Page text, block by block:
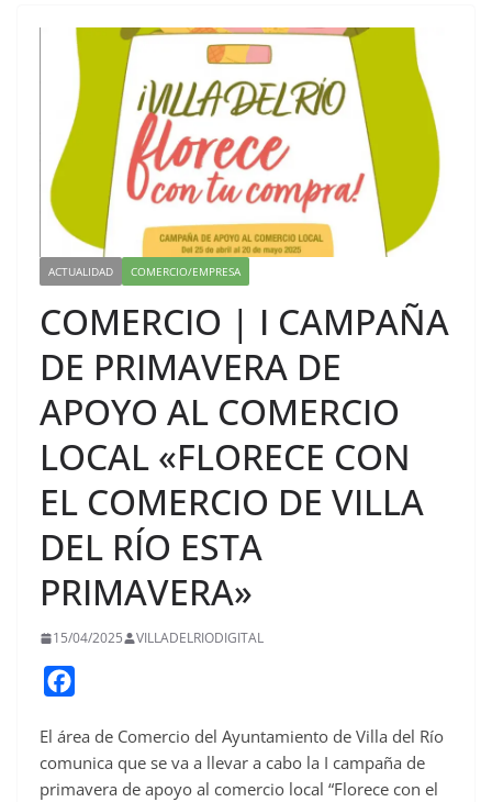
ACTUALIDAD COMERCIO/EMPRESA
COMERCIO | I CAMPAÑA
DE PRIMAVERA DE
APOYO AL COMERCIO
LOCAL «FLORECE CON
EL COMERCIO DE VILLA
DEL RÍO ESTA
PRIMAVERA»
15/04/2025 VILLADELRIODIGITAL
c
e
El área de Comercio del Ayuntamiento de Villa del Río
comunica que se va a llevar a cabo la I campaña de
primavera de apoyo al comercio local “Florece con el